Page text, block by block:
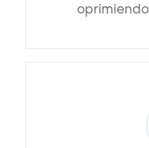
oprimiendo